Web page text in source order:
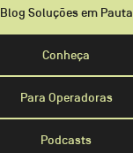
Blog Soluções em Pauta
Conheça
Para Operadoras
Podcasts